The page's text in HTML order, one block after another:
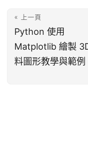
« 上一頁
Python 使用
Matplotlib 繪製
料圖形教學與範例